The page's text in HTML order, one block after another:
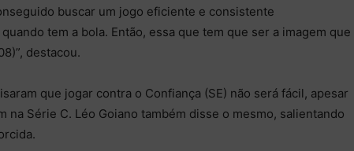
buscar um jogo eficiente e consistente
tem a bola. Então, essa que tem que ser a imagem que
destacou.
que jogar contra o Confiança (SE) não será fácil, apesar
na Série C. Léo Goiano também disse o mesmo, salientando